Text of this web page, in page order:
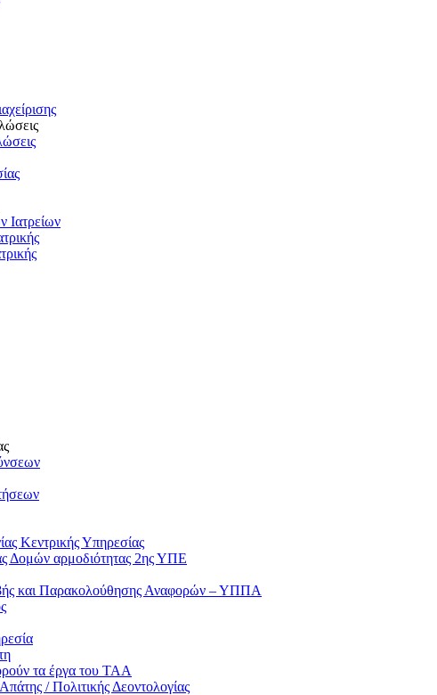
Ιατρείων
Κεντρικής Υπηρεσίας
Δομών αρμοδιότητας 2ης ΥΠΕ
και Παρακολούθησης Αναφορών – ΥΠΠΑ
τα έργα του ΤΑΑ
/ Πολιτικής Δεοντολογίας